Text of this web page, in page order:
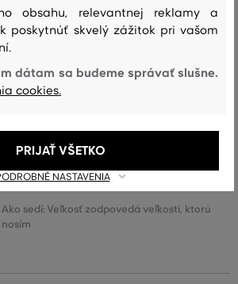
Ako sedí: Veľkosť je o niečo menšia ako
nosím
Ako sedí: Veľkosť zodpovedá veľkosti, ktorú
nosím
obsahu, relevantnej reklamy a
poskytnúť skvelý zážitok pri vašom
dátam sa budeme správať slušne.
cookies.
NASTAVENIA
PRIJAŤ VŠETKO